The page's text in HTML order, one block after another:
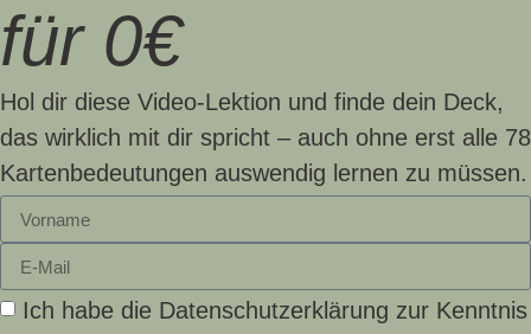
für 0€
Hol dir diese Video-Lektion und finde dein Deck,
das wirklich mit dir spricht – auch ohne erst alle 78
Kartenbedeutungen auswendig lernen zu müssen.
Ich habe die Datenschutzerklärung zur Kenntnis